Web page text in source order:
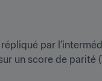
par
un score de parité